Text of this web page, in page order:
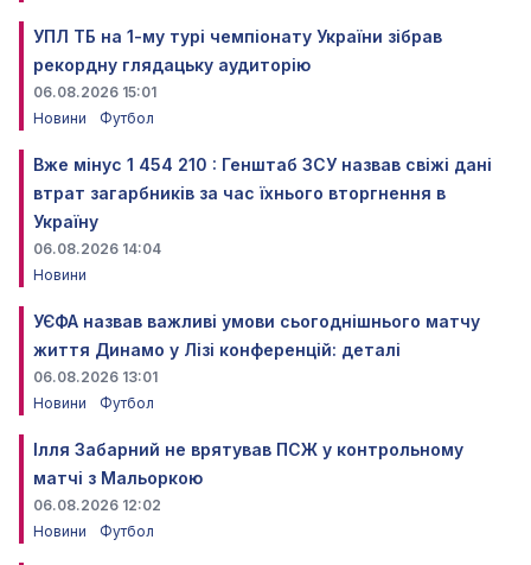
УПЛ ТБ на 1-му турі чемпіонату України зібрав
рекордну глядацьку аудиторію
06.08.2026 15:01
Новини
Футбол
Вже мінус 1 454 210 : Генштаб ЗСУ назвав свіжі дані
втрат загарбників за час їхнього вторгнення в
Україну
06.08.2026 14:04
Новини
УЄФА назвав важливі умови сьогоднішнього матчу
життя Динамо у Лізі конференцій: деталі
06.08.2026 13:01
Новини
Футбол
Ілля Забарний не врятував ПСЖ у контрольному
матчі з Мальоркою
06.08.2026 12:02
Новини
Футбол